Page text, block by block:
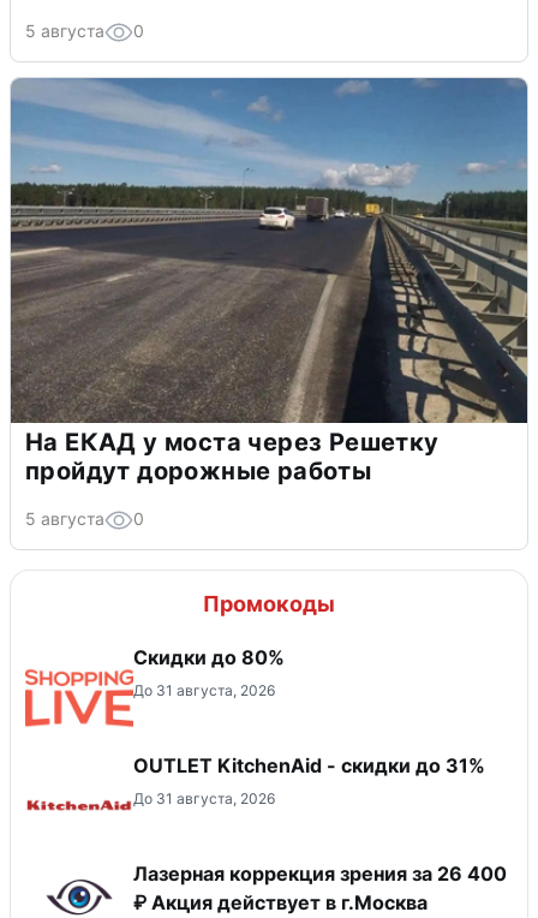
5 августа 0
На ЕКАД у моста через Решетку
пройдут дорожные работы
5 августа 0
Промокоды
Скидки до 80%
До 31 августа, 2026
OUTLET KitchenAid - скидки до 31%
До 31 августа, 2026
Лазерная коррекция зрения за 26 400
₽ Акция действует в г.Москва